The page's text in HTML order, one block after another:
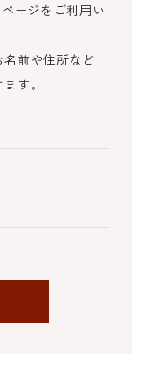
ージをご利用い
前や住所など
す。